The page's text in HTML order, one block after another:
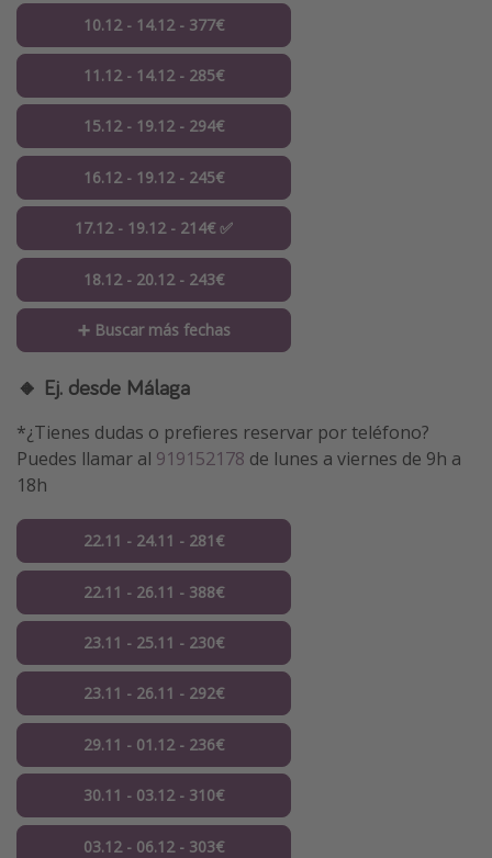
10.12 - 14.12 - 377€
11.12 - 14.12 - 285€
15.12 - 19.12 - 294€
16.12 - 19.12 - 245€
17.12 - 19.12 - 214€ ✅
18.12 - 20.12 - 243€
➕ Buscar más fechas
🔸 Ej. desde Málaga
*¿Tienes dudas o prefieres reservar por teléfono?
Puedes llamar al 919152178 de lunes a viernes de 9h a
18h
22.11 - 24.11 - 281€
22.11 - 26.11 - 388€
23.11 - 25.11 - 230€
23.11 - 26.11 - 292€
29.11 - 01.12 - 236€
30.11 - 03.12 - 310€
03.12 - 06.12 - 303€